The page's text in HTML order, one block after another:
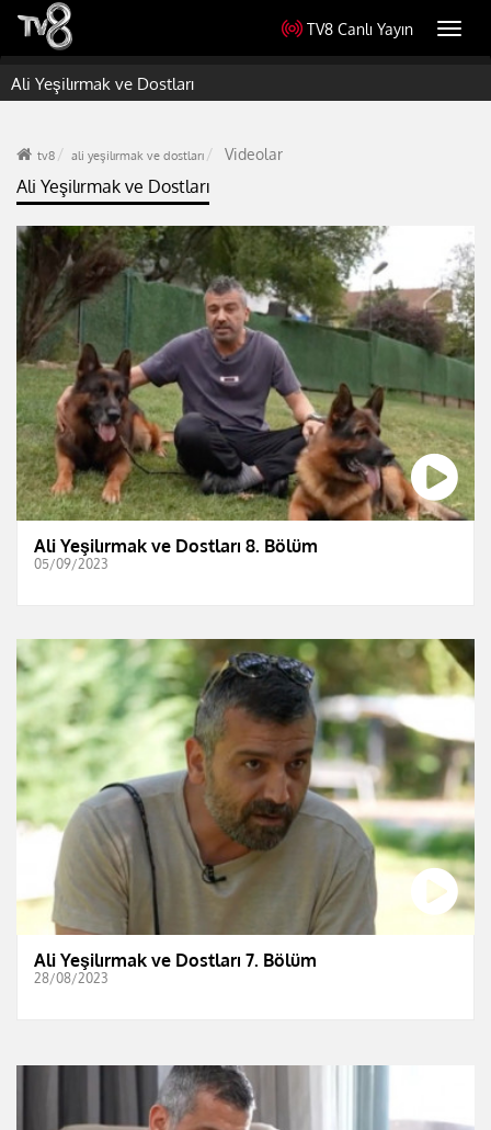
TV8 Canlı Yayın
Ali Yeşilırmak ve Dostları
tv8 ali yeşilırmak ve dostları Videolar
Ali Yeşilırmak ve Dostları
Ali Yeşilırmak ve Dostları 8. Bölüm
05/09/2023
Ali Yeşilırmak ve Dostları 7. Bölüm
28/08/2023